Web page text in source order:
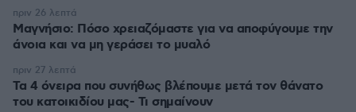
Μαγνήσιο: Πόσο χρειαζόμαστε για να αποφύγουμε την
άνοια και να μη γεράσει το μυαλό
πριν 26 λεπτά
Τα 4 όνειρα που συνήθως βλέπουμε μετά τον θάνατο
του κατοικιδίου μας- Τι σημαίνουν
πριν 27 λεπτά